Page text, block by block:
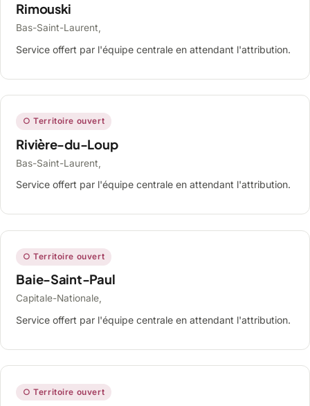
Rimouski
Bas-Saint-Laurent,
Service offert par l'équipe centrale en attendant l'attribution.
○ Territoire ouvert
Rivière-du-Loup
Bas-Saint-Laurent,
Service offert par l'équipe centrale en attendant l'attribution.
○ Territoire ouvert
Baie-Saint-Paul
Capitale-Nationale,
Service offert par l'équipe centrale en attendant l'attribution.
○ Territoire ouvert